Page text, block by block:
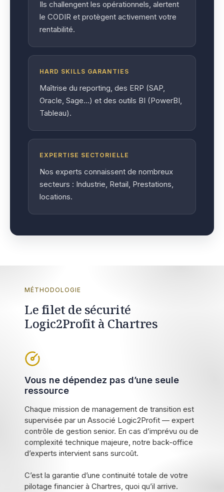
Ils challengent les opérationnels, alertent
le CODIR et protègent activement votre
rentabilité.
HARD SKILLS GARANTIES
Maîtrise du reporting, des ERP (SAP,
Oracle, Sage…) et des outils BI (PowerBI,
Tableau).
EXPERTISE SECTORIELLE
Nos experts connaissent de nombreux
secteurs : Industrie, Retail, Prestations,
locations.
MÉTHODOLOGIE
Le filet de sécurité
Logic2Profit à Chartres
Vous ne dépendez pas d’une seule
ressource
Chaque mission de management de transition est
supervisée par un Associé Logic2Profit — expert
contrôle de gestion senior. En cas d’imprévu ou de
complexité technique majeure, notre back-office
d’experts intervient sans surcoût.
C’est la garantie d’une continuité totale de votre
pilotage financier à Chartres, quoi qu’il arrive.